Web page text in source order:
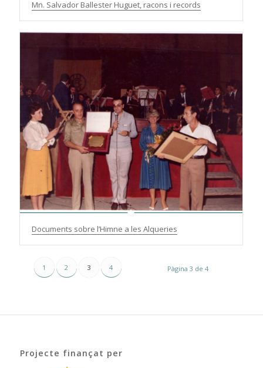
Mn. Salvador Ballester Huguet, racons i records
Documents sobre l’Himne a les Alqueries
Pàgina 3 de 4
1 2 3 4
Projecte finançat per